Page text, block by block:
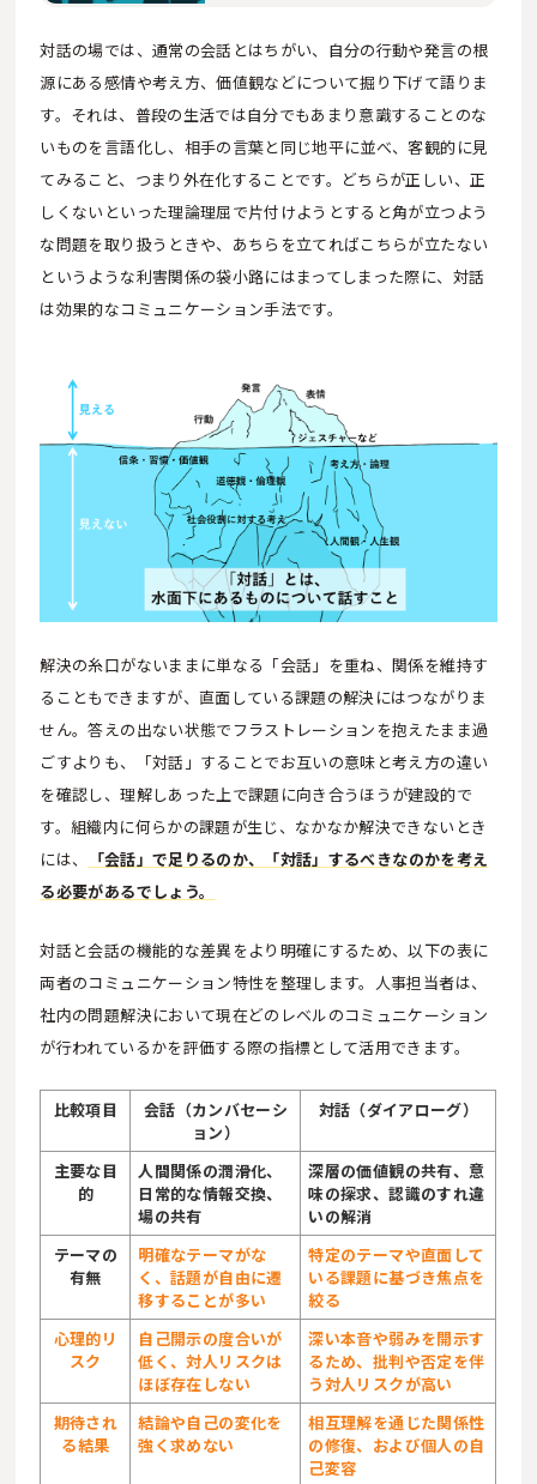
対話の場では、通常の会話とはちがい、自分の行動や発言の根
源にある感情や考え方、価値観などについて掘り下げて語りま
す。それは、普段の生活では自分でもあまり意識することのな
いものを言語化し、相手の言葉と同じ地平に並べ、客観的に見
てみること、つまり外在化することです。どちらが正しい、正
しくないといった理論理屈で片付けようとすると角が立つよう
な問題を取り扱うときや、あちらを立てればこちらが立たない
というような利害関係の袋小路にはまってしまった際に、対話
は効果的なコミュニケーション手法です。
解決の糸口がないままに単なる「会話」を重ね、関係を維持す
ることもできますが、直面している課題の解決にはつながりま
せん。答えの出ない状態でフラストレーションを抱えたまま過
ごすよりも、「対話」することでお互いの意味と考え方の違い
を確認し、理解しあった上で課題に向き合うほうが建設的で
す。組織内に何らかの課題が生じ、なかなか解決できないとき
には、
「会話」で足りるのか、「対話」するべきなのかを考え
る必要があるでしょう。
対話と会話の機能的な差異をより明確にするため、以下の表に
両者のコミュニケーション特性を整理します。人事担当者は、
社内の問題解決において現在どのレベルのコミュニケーション
が行われているかを評価する際の指標として活用できます。
比較項目
会話（カンバセーシ
ョン）
対話（ダイアローグ）
主要な目
的
人間関係の潤滑化、
日常的な情報交換、
場の共有
深層の価値観の共有、意
味の探求、認識のすれ違
いの解消
テーマの
有無
明確なテーマがな
く、話題が自由に遷
移することが多い
特定のテーマや直面して
いる課題に基づき焦点を
絞る
心理的リ
スク
自己開示の度合いが
低く、対人リスクは
ほぼ存在しない
深い本音や弱みを開示す
るため、批判や否定を伴
う対人リスクが高い
期待され
る結果
結論や自己の変化を
強く求めない
相互理解を通じた関係性
の修復、および個人の自
己変容